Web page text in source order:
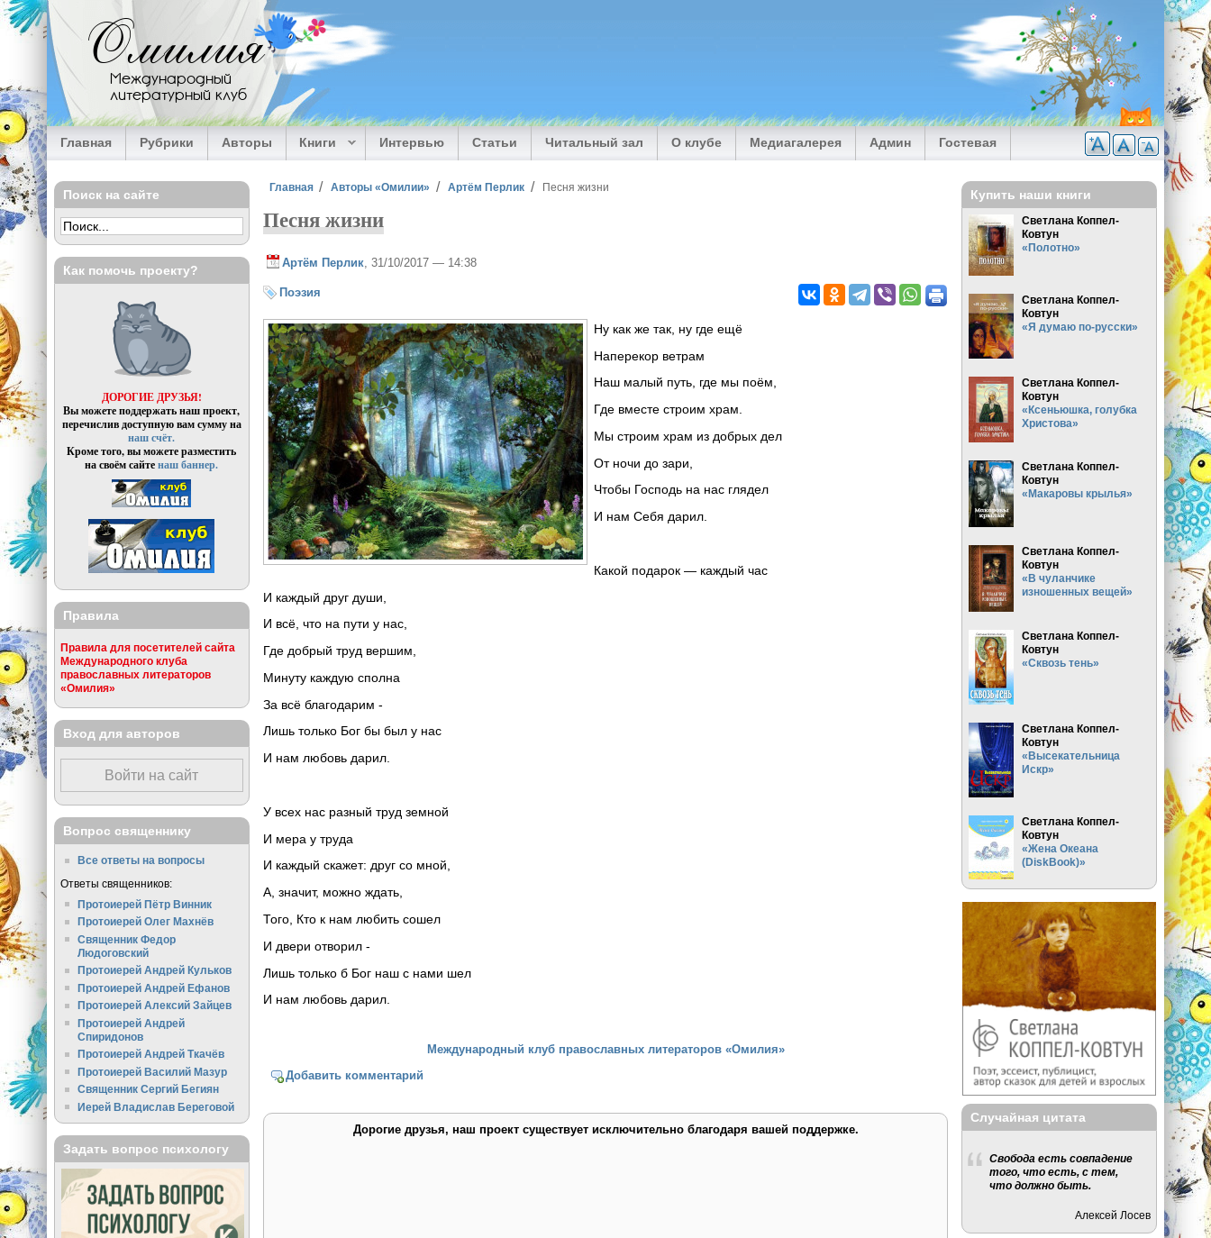
Перейти к основному содержанию
Омилия
Международный
литературный клуб
Главная Рубрики Авторы Книги Интервью Статьи Читальный зал О клубе Медиагалерея Админ Гостевая
Вы здесь
Главная Авторы «Омилии» Артём Перлик Песня жизни
Песня жизни
Артём Перлик , 31/10/2017 — 14:38
Поэзия
Ну как же так, ну где ещё
Наперекор ветрам
Наш малый путь, где мы поём,
Где вместе строим храм.
Мы строим храм из добрых дел
От ночи до зари,
Чтобы Господь на нас глядел
И нам Себя дарил.
Какой подарок — каждый час
И каждый друг души,
И всё, что на пути у нас,
Где добрый труд вершим,
Минуту каждую сполна
За всё благодарим -
Лишь только Бог бы был у нас
И нам любовь дарил.
У всех нас разный труд земной
И мера у труда
И каждый скажет: друг со мной,
А, значит, можно ждать,
Того, Кто к нам любить сошел
И двери отворил -
Лишь только б Бог наш с нами шел
И нам любовь дарил.
Международный клуб православных литераторов «Омилия»
Добавить комментарий
Дорогие друзья, наш проект существует исключительно благодаря вашей поддержке.
Поиск на сайте
Как помочь проекту?
ДОРОГИЕ ДРУЗЬЯ!
Вы можете поддержать наш проект,
перечислив доступную вам сумму на
наш счёт.
Кроме того, вы можете разместить
на своём сайтенаш баннер.
Правила
Правила для посетителей сайта
Международного клуба
православных литераторов
«Омилия»
Вход для авторов
Войти на сайт
Вопрос священнику
Все ответы на вопросы
Ответы священников:
Протоиерей Пётр Винник
Протоиерей Олег Махнёв
Священник Федор
Людоговский
Протоиерей Андрей Кульков
Протоиерей Андрей Ефанов
Протоиерей Алексий Зайцев
Протоиерей Андрей
Спиридонов
Протоиерей Андрей Ткачёв
Протоиерей Василий Мазур
Священник Сергий Бегиян
Иерей Владислав Береговой
Задать вопрос психологу
Купить наши книги
Светлана Коппел-
Ковтун
«Полотно»
Светлана Коппел-
Ковтун
«Я думаю по-русски»
Светлана Коппел-
Ковтун
«Ксеньюшка, голубка
Христова»
Светлана Коппел-
Ковтун
«Макаровы крылья»
Светлана Коппел-
Ковтун
«В чуланчике
изношенных вещей»
Светлана Коппел-
Ковтун
«Сквозь тень»
Светлана Коппел-
Ковтун
«Высекательница
Искр»
Светлана Коппел-
Ковтун
«Жена Океана
(DiskBook)»
Случайная цитата
Свобода есть совпадение
того, что есть, с тем,
что должно быть.
Алексей Лосев